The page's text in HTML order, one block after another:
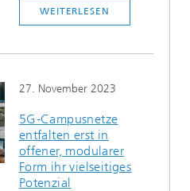
WEITERLESEN
27. November 2023
5G-Campusnetze
entfalten erst in
offener, modularer
Form ihr vielseitiges
Potenzial